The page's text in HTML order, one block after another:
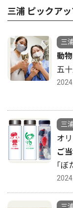
三浦 ピックア
三
動
五
三
オ
ご
｢ぼ
三